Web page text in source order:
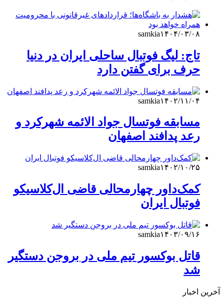
samkia۱۴۰۴/۰۳/۰۸
تاج: لیگ فوتبال ساحلی ایران در دنیا
حرف برای گفتن دارد
samkia۱۴۰۲/۱۱/۰۴
مسابقه فوتسال جواد الائمه‌ شهرکرد و
رعد پدافند اصفهان
samkia۱۴۰۲/۱۰/۲۵
کمک‌داور چهارمحالی قاضی ال‌کلاسیکو
فوتبال ایران
samkia۱۴۰۳/۰۹/۱۶
قاتل بوکسور تیم ملی در بروجن دستگیر
شد
آخرین اخبار